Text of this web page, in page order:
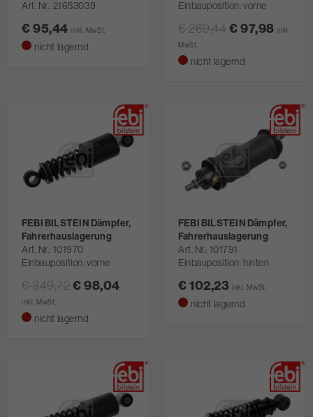
Art. Nr. 21653039
€ 95,44inkl. MwSt.
nicht lagernd
Einbauposition: vorne
€ 269,44€ 97,98 inkl.
MwSt.
nicht lagernd
FEBI BILSTEIN Dämpfer,
Fahrerhauslagerung
Art. Nr. 101970
Einbauposition: vorne
€ 349,72€ 98,04
inkl. MwSt.
nicht lagernd
FEBI BILSTEIN Dämpfer,
Fahrerhauslagerung
Art. Nr. 101791
Einbauposition: hinten
€ 102,23inkl. MwSt.
nicht lagernd